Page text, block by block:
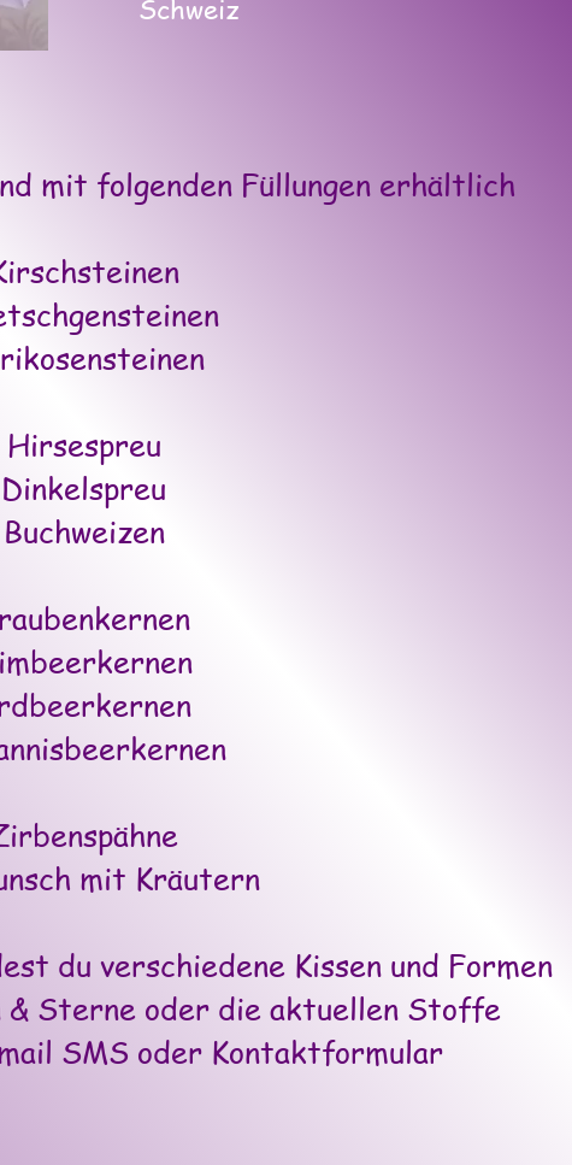
Schweiz
mit folgenden Füllungen erhältlich
Hirsespreu
Dinkelspreu
Buchweizen
mit Kräutern
du verschiedene Kissen und Formen
& Sterne oder die aktuellen Stoffe
SMS oder Kontaktformular